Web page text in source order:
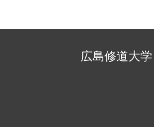
広島修道大学